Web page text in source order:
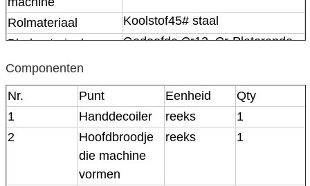
Rolmateriaal
Koolstof45# staal
Bladmateriaal
Gedoofde Cr12, Cr-Platerende
Controlesysteem
Hoofdstructuur van
de machine
300mm h-Straal
Componenten
Nr.
Punt Eenheid
Qty
1
Handdecoiler reeks
1
2
Hoofdbroodje
die machine
vormen
reeks 1